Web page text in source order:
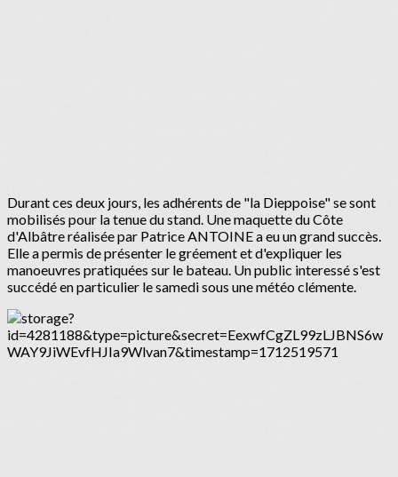
Durant ces deux jours, les adhérents de "la Dieppoise" se sont
mobilisés pour la tenue du stand. Une maquette du Côte
d'Albâtre réalisée par Patrice ANTOINE a eu un grand succès.
Elle a permis de présenter le gréement et d'expliquer les
manoeuvres pratiquées sur le bateau. Un public interessé s'est
succédé en particulier le samedi sous une météo clémente.